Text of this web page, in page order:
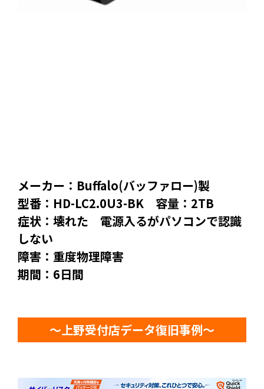
メーカー：Buffalo(バッファロー)製
型番：HD-LC2.0U3-BK 容量：2TB
症状：壊れた 電源入るがパソコンで認識
しない
障害：重度物理障害
期間：6日間
～上野受付店データ復旧事例～